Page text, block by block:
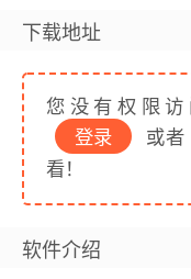
下载地址
您没有权限
登录
或者
看！
软件介绍